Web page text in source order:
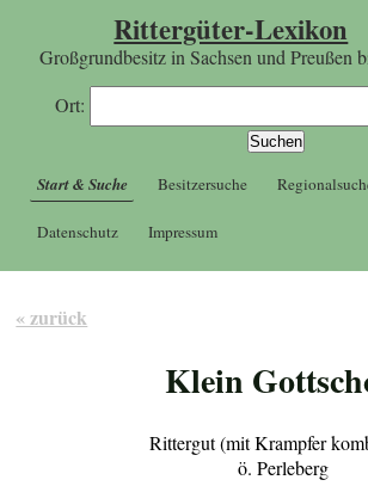
Rittergüter-Lexikon
Großgrundbesitz in Sachsen und Preußen
Ort:
Start & Suche Besitzersuche
Datenschutz Impressum
« zurück
Klein
Rittergut (mit Krampfer
ö. Perleberg